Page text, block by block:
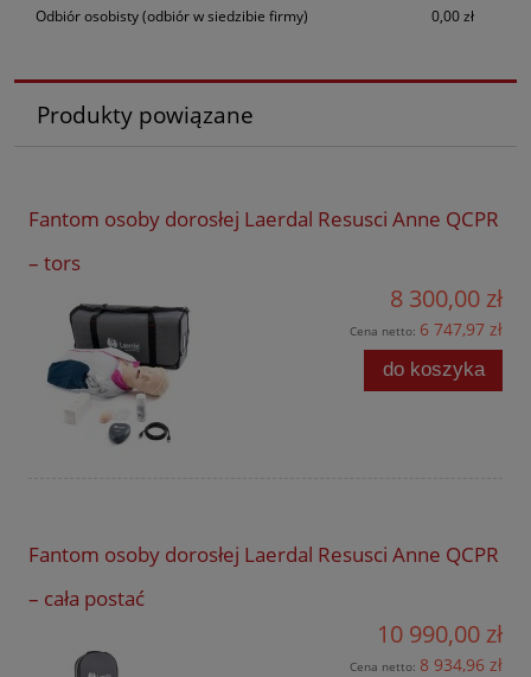
Odbiór osobisty(odbiór w siedzibie firmy) 0,00 zł
Produkty powiązane
Fantom osoby dorosłej Laerdal Resusci Anne QCPR
– tors
8 300,00 zł
Cena netto: 6 747,97 zł
do koszyka
Fantom osoby dorosłej Laerdal Resusci Anne QCPR
– cała postać
10 990,00 zł
Cena netto: 8 934,96 zł